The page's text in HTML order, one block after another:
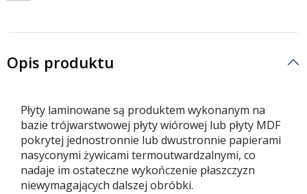
Opis produktu
Płyty laminowane są produktem wykonanym na
bazie trójwarstwowej płyty wiórowej lub płyty MDF
pokrytej jednostronnie lub dwustronnie papierami
nasyconymi żywicami termoutwardzalnymi, co
nadaje im ostateczne wykończenie płaszczyzn
niewymagających dalszej obróbki.